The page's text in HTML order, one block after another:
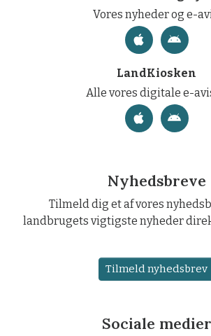
Vores nyheder og e-
LandKiosken
Alle vores digitale e-
Nyhedsbreve
Tilmeld dig et af vores
landbrugets vigtigste nyheder
Tilmeld nyhedsbrev
Sociale medier